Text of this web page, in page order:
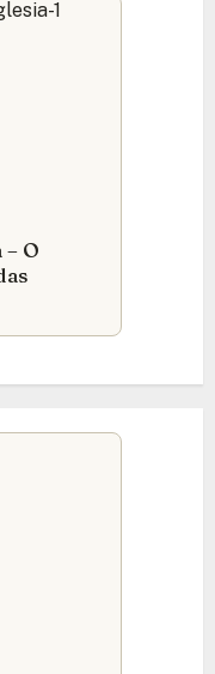
O